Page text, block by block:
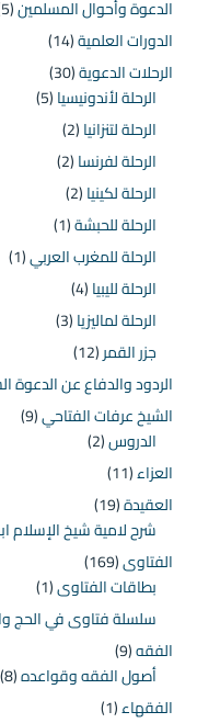
الدعوة وأحوال المسلمين(5)
الدورات العلمية(14)
الرحلات الدعوية(30)
الرحلة لأندونيسيا(5)
الرحلة لتنزانيا(2)
الرحلة لفرنسا(2)
الرحلة لكينيا(2)
الرحلة للحبشة(1)
الرحلة للمغرب العربي(1)
الرحلة لليبيا(4)
الرحلة لماليزيا(3)
جزر القمر(12)
الردود والدفاع عن الدعوة
الشيخ عرفات الفتاحي(9)
الدروس(2)
العزاء(11)
العقيدة(19)
شرح لامية شيخ الإسلام
الفتاوى(169)
بطاقات الفتاوى(1)
سلسلة فتاوى في الحج
الفقه(9)
أصول الفقه وقواعده(8)
الفقهاء(1)